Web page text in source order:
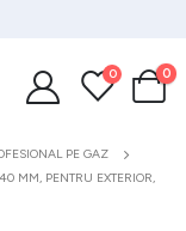
0 0
PE GAZ
MM, PENTRU EXTERIOR,